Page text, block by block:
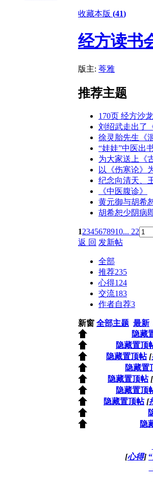
收藏本版 (41)
经方读书
版主: 荂雅
推荐主题
170页 经方沙
刘绍武走出了
徐灵胎先生《
“娃娃”中医出
为大家送上《
以《伤寒论》
纪念向清天、
《中医腹诊》
黄元御与胡希
胡希恕少阴病
12345678910... 22
返 回 发新帖
全部
推荐235
心得124
交流183
作者自荐3
新窗 全部主题 最新
隐藏
隐藏置顶
隐藏置顶帖 [
隐藏置
隐藏置顶帖 [
隐藏置顶
隐藏置顶帖 [
隐
[心得]